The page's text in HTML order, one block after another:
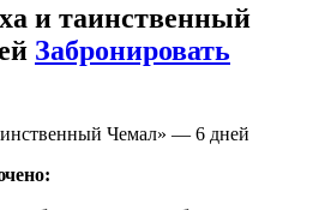
и таинственный
Забронировать